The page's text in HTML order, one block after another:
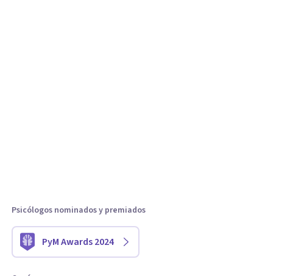
Psicólogos nominados y premiados
PyM Awards 2024